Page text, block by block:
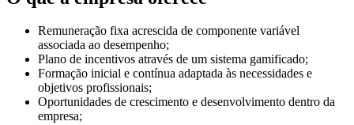
Remuneração fixa acrescida de componente variável
associada ao desempenho;
Plano de incentivos através de um sistema gamificado;
Formação inicial e contínua adaptada às necessidades e
objetivos profissionais;
Oportunidades de crescimento e desenvolvimento dentro da
empresa;